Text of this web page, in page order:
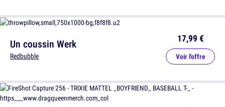
Un coussin Werk
Redbubble
17,99 €
Voir l'offre